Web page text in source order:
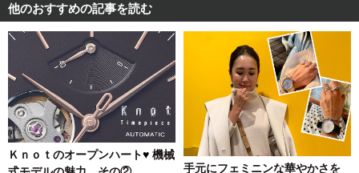
他のおすすめの記事を読む
Ｋｎｏｔのオープンハート♥ 機械
手元にフェミニンな華やかさを